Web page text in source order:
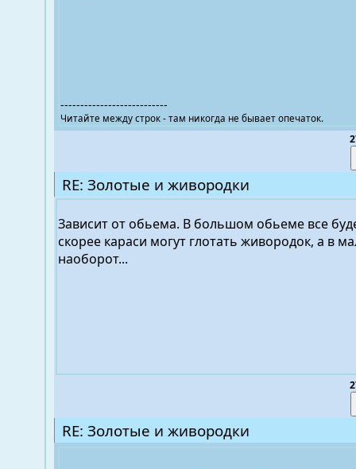
---------------------------
Читайте между строк - там никогда не бывает опечаток.
RE: Золотые и живородки
Зависит от обьема. В большом обьеме все
скорее караси могут глотать живородок, а в
наоборот...
RE: Золотые и живородки